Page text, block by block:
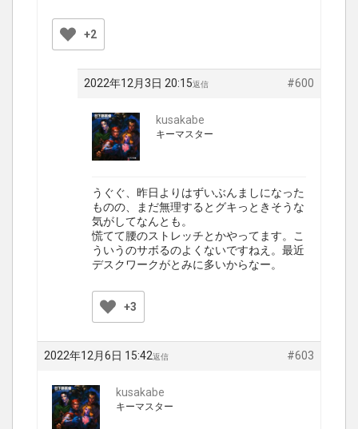
+2
2022年12月3日 20:15 #600
返信
kusakabe
キーマスター
うぐぐ、昨日よりはずいぶんましになった
ものの、まだ無理するとグキっときそうな
気がしてなんとも。
慌てて腰のストレッチとかやってます。こ
ういうのサボるのよくないですねえ。最近
デスクワークがとみに多いからなー。
+3
2022年12月6日 15:42 #603
返信
kusakabe
キーマスター